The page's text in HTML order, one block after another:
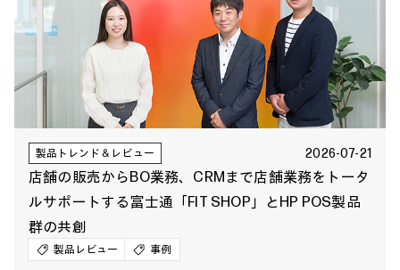
製品トレンド＆レビュー 2026-07-21
店舗の販売からBO業務、CRMまで店舗業務をトータ
ルサポートする富士通「FIT SHOP」とHP POS製品
群の共創
製品レビュー 事例